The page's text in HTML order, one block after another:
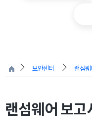
보안센터 랜섬웨
랜섬웨어 보고